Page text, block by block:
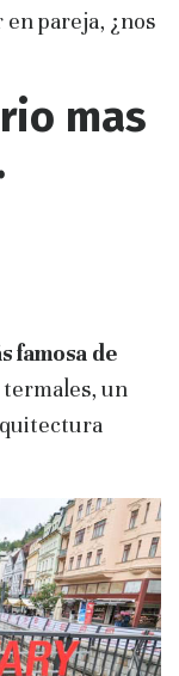
pareja, ¿nos
mas
famosa de
un